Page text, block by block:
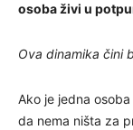
osoba živi u
Ova dinamika čini
Ako je jedna
da nema ništa za